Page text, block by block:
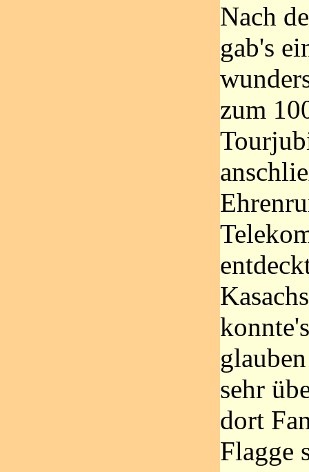
Nach
gab's
zum
sehr
dort
Flagge